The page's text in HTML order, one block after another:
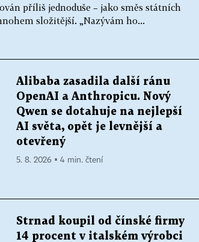
příliš jednoduše – jako směs státních
složitější. „Nazývám ho...
Alibaba zasadila další ránu
OpenAI a Anthropicu. Nový
Qwen se dotahuje na nejlepší
AI světa, opět je levnější a
otevřený
5. 8. 2026 ▪ 4 min. čtení
Strnad koupil od čínské firmy
14 procent v italském výrobci